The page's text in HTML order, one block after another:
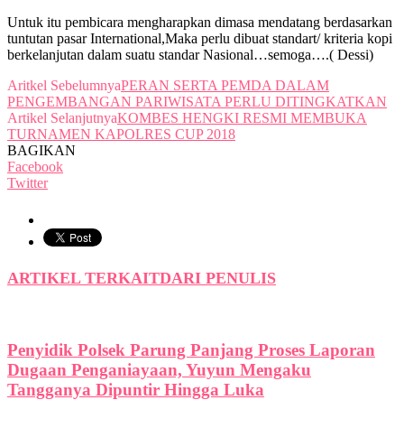
Untuk itu pembicara mengharapkan dimasa mendatang berdasarkan
tuntutan pasar International,Maka perlu dibuat standart/ kriteria kopi
berkelanjutan dalam suatu standar Nasional…semoga….( Dessi)
Aritkel SebelumnyaPERAN SERTA PEMDA DALAM
PENGEMBANGAN PARIWISATA PERLU DITINGKATKAN
Artikel SelanjutnyaKOMBES HENGKI RESMI MEMBUKA
TURNAMEN KAPOLRES CUP 2018
BAGIKAN
Facebook
Twitter
ARTIKEL TERKAITDARI PENULIS
Penyidik Polsek Parung Panjang Proses Laporan
Dugaan Penganiayaan, Yuyun Mengaku
Tangganya Dipuntir Hingga Luka